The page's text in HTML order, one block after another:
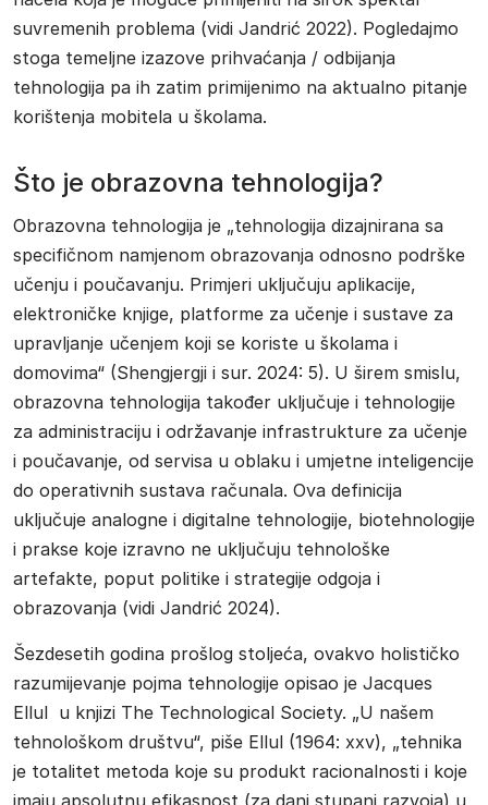
suvremenih problema (vidi Jandrić 2022). Pogledajmo
stoga temeljne izazove prihvaćanja / odbijanja
tehnologija pa ih zatim primijenimo na aktualno pitanje
korištenja mobitela u školama.
Što je obrazovna tehnologija?
Obrazovna tehnologija je „tehnologija dizajnirana sa
specifičnom namjenom obrazovanja odnosno podrške
učenju i poučavanju. Primjeri uključuju aplikacije,
elektroničke knjige, platforme za učenje i sustave za
upravljanje učenjem koji se koriste u školama i
domovima“ (Shengjergji i sur. 2024: 5). U širem smislu,
obrazovna tehnologija također uključuje i tehnologije
za administraciju i održavanje infrastrukture za učenje
i poučavanje, od servisa u oblaku i umjetne inteligencije
do operativnih sustava računala. Ova definicija
uključuje analogne i digitalne tehnologije, biotehnologije
i prakse koje izravno ne uključuju tehnološke
artefakte, poput politike i strategije odgoja i
obrazovanja (vidi Jandrić 2024).
Šezdesetih godina prošlog stoljeća, ovakvo holističko
razumijevanje pojma tehnologije opisao je Jacques
Ellul u knjizi The Technological Society. „U našem
tehnološkom društvu“, piše Ellul (1964: xxv), „tehnika
je totalitet metoda koje su produkt racionalnosti i koje